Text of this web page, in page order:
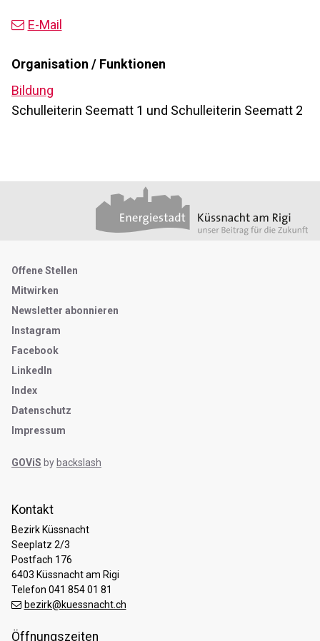
E-Mail
Organisation / Funktionen
Bildung
Schulleiterin Seematt 1 und Schulleiterin Seematt 2
Kontakt
Bezirk Küssnacht
Seeplatz 2/3
Postfach 176
6403 Küssnacht am Rigi
Telefon 041 854 01 81
bezirk@kuessnacht.ch
Öffnungszeiten
Metanavigation
Offene Stellen
Mitwirken
Newsletter abonnieren
Instagram
Facebook
LinkedIn
Index
Datenschutz
Impressum
GOViS by backslash